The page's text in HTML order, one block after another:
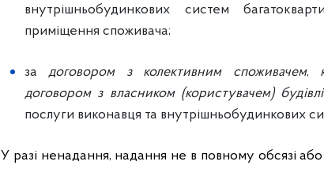
внутрішньобудинкових систем
приміщення споживача;
задоговором з колективним споживачем,
договором з власником (користувачем) будівлі
послуги виконавця та внутрішньобудинкових
У разі ненадання, надання не в повному обсязі